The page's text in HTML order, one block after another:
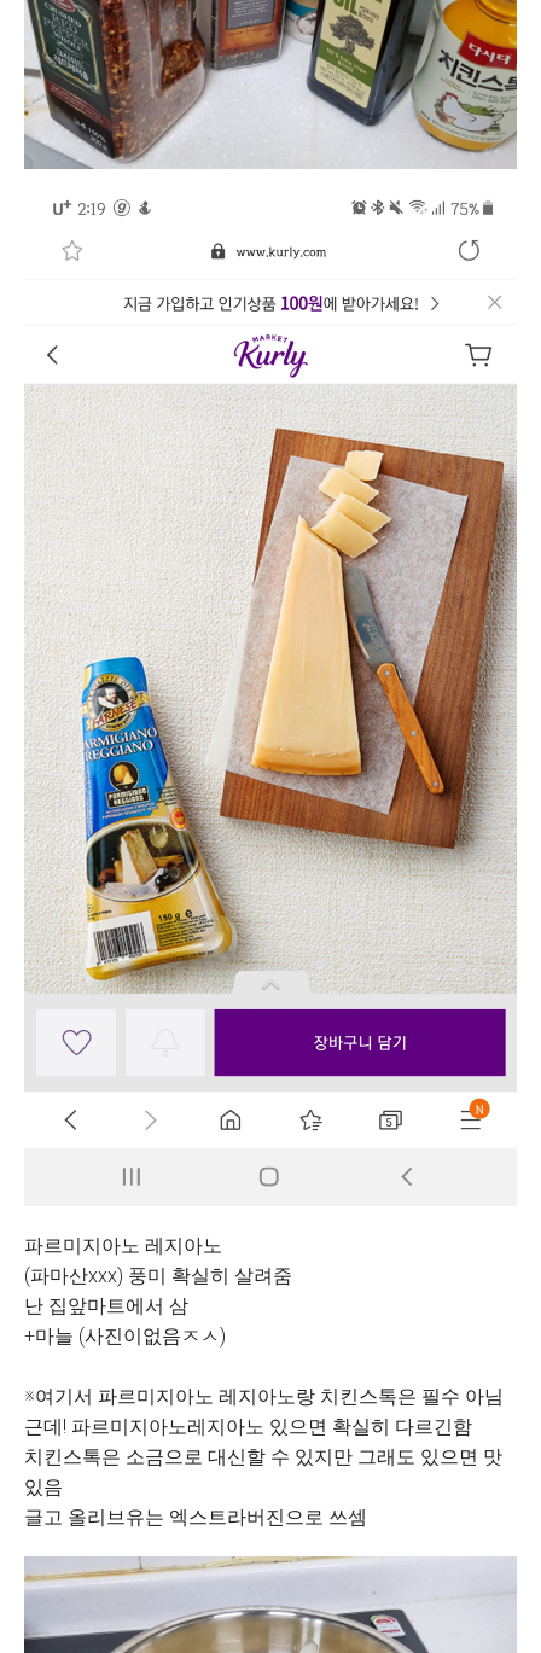
파르미지아노 레지아노
(파마산xxx) 풍미 확실히 살려줌
난 집앞마트에서 삼
+마늘 (사진이없음ㅈㅅ)
※여기서 파르미지아노 레지아노랑 치킨스톡은 필수 아님
근데! 파르미지아노레지아노 있으면 확실히 다르긴함
치킨스톡은 소금으로 대신할 수 있지만 그래도 있으면 맛
있음
글고 올리브유는 엑스트라버진으로 쓰셈